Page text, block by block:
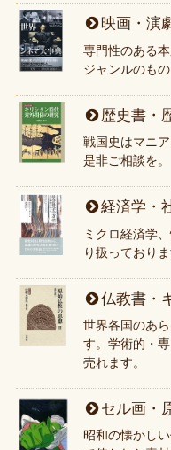
映画・演
専門性のある
ジャンルのも
歴史書・
戦国史はマニ
是非ご相談を。
経済学・
ミクロ経済学
り扱っておりま
仏教書・
世界各国のあ
す。学術的・
売れます。
セル画・
昭和の懐かし